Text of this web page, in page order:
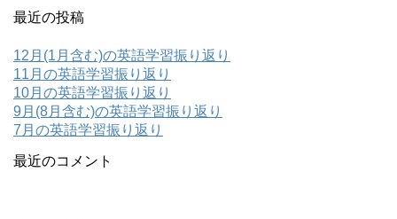
最近の投稿
12月(1月含む)の英語学習振り返り
11月の英語学習振り返り
10月の英語学習振り返り
9月(8月含む)の英語学習振り返り
7月の英語学習振り返り
最近のコメント